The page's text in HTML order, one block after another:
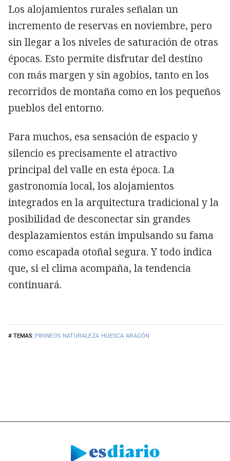
PIRINEOS NATURALEZA HUESCA ARAGÓN
Los alojamientos rurales señalan un
incremento de reservas en noviembre, pero
sin llegar a los niveles de saturación de otras
épocas. Esto permite disfrutar del destino
con más margen y sin agobios, tanto en los
recorridos de montaña como en los pequeños
pueblos del entorno.
Para muchos, esa sensación de espacio y
silencio es precisamente el atractivo
principal del valle en esta época. La
gastronomía local, los alojamientos
integrados en la arquitectura tradicional y la
posibilidad de desconectar sin grandes
desplazamientos están impulsando su fama
como escapada otoñal segura. Y todo indica
que, si el clima acompaña, la tendencia
continuará.